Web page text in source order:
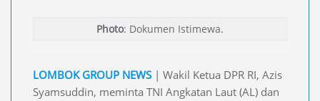
Photo: Dokumen Istimewa.
LOMBOK GROUP NEWS | Wakil Ketua DPR RI, Azis
Syamsuddin, meminta TNI Angkatan Laut (AL) dan